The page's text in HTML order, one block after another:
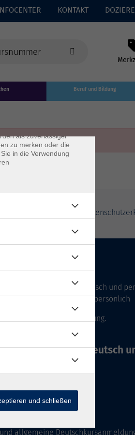
KONTAKT
Beruf und Bildung
9–12.30 Uhr telefonisch und
13.30–17 Uhr nur persönlich
Beratung nach Vereinbarung.
des Büros Deutsch
allgemeine
und vom
als zuverlässiger
zu merken oder die
in die Verwendung
×
und schließen